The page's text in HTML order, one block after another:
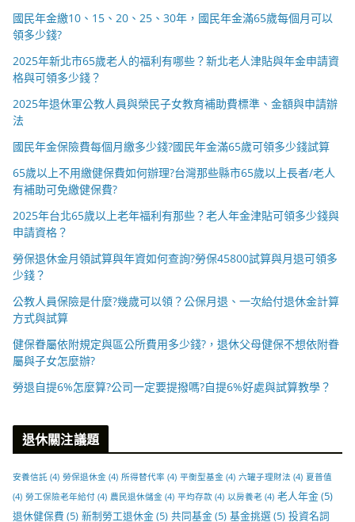
國民年金繳10、15、20、25、30年，國民年金滿65歲每個月可以
領多少錢?
2025年新北市65歲老人的福利有哪些？新北老人津貼與年金申請資
格與可領多少錢？
2025年退休軍公教人員與榮民子女教育補助費標準、金額與申請辦
法
國民年金保險費每個月繳多少錢?國民年金滿65歲可領多少錢試算
65歲以上不用繳健保費如何辦理?台灣那些縣市65歲以上長者/老人
有補助可免繳健保費?
2025年台北65歲以上老年福利有那些？老人年金津貼可領多少錢與
申請資格？
勞保退休金月領試算與年資如何查詢?勞保45800試算與月退可領多
少錢？
公教人員保險是什麼?幾歲可以領？公保月退、一次給付退休金計算
方式與試算
健保眷屬依附規定與區公所費用多少錢?，退休父母健保不想依附眷
屬與子女怎麼辦?
勞退自提6%怎麼算?公司一定要提撥嗎?自提6%好處與試算教學？
退休關注議題
安養信託 (4) 勞保退休金 (4) 所得替代率 (4) 平衡型基金 (4) 六罐子理財法 (4) 夏普值
(4) 勞工保險老年給付 (4) 農民退休儲金 (4) 平均存款 (4) 以房養老 (4) 老人年金(5)
退休健保費 (5) 新制勞工退休金(5) 共同基金(5) 基金挑選 (5) 投資名詞